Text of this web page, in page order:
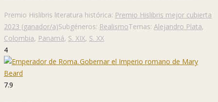
Premio Hislibris literatura histórica: Premio Hislibris mejor cubierta
2023 (ganador/a)Subgéneros: RealismoTemas: Alejandro Plata,
Colombia, Panamá, S. XIX, S. XX
4
7.9